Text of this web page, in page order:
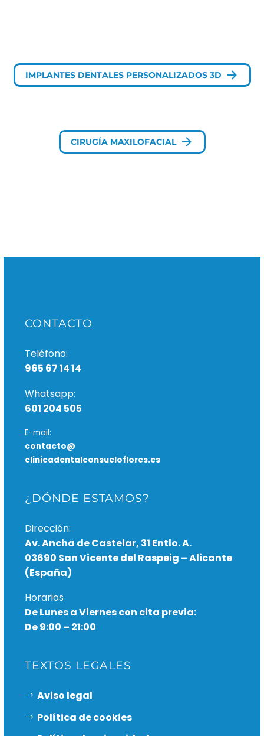
IMPLANTES DENTALES PERSONALIZADOS 3D 
CIRUGÍA MAXILOFACIAL 
CONTACTO
Teléfono:
965 67 14 14
Whatsapp:
601 204 505
E-mail:
contacto@
clinicadentalconsueloflores.es
¿DÓNDE ESTAMOS?
Dirección:
Av. Ancha de Castelar, 31 Entlo. A.
03690 San Vicente del Raspeig – Alicante
(España)
Horarios
De Lunes a Viernes con cita previa:
De 9:00 – 21:00
TEXTOS LEGALES
Aviso legal
Política de cookies